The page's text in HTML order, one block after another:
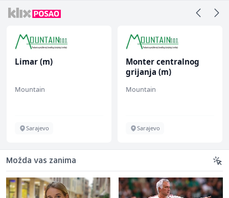
Limar (m)
Mountain
Sarajevo
Monter centralnog
grijanja (m)
Mountain
Sarajevo
Možda vas zanima